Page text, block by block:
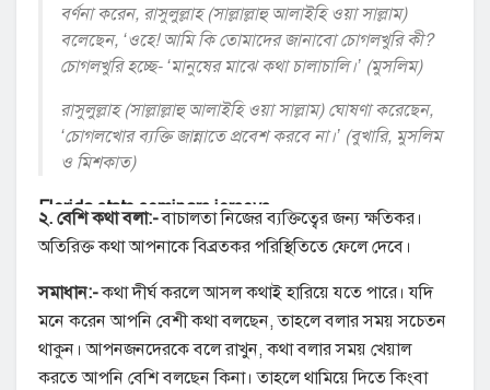
বর্ণনা করেন, রাসুলুল্লাহ (সাল্লাল্লাহু আলাইহি ওয়া সাল্লাম)
বলেছেন, ‘ওহে! আমি কি তোমাদের জানাবো চোগলখুরি কী?
চোগলখুরি হচ্ছে- ‘মানুষের মাঝে কথা চালাচালি।’ (মুসলিম)
রাসুলুল্লাহ (সাল্লাল্লাহু আলাইহি ওয়া সাল্লাম) ঘোষণা করেছেন,
‘চোগলখোর ব্যক্তি জান্নাতে প্রবেশ করবে না।’ (বুখারি, মুসলিম
ও মিশকাত)
Florida state seminars jerseys
banchero orlando jersey
assurancegas
maillardstylecenter
outlet bologna
outlet bologna
২. বেশি কথা বলা:-বাচালতা নিজের ব্যক্তিত্বের জন্য ক্ষতিকর।
অতিরিক্ত কথা আপনাকে বিব্রতকর পরিস্থিতিতে ফেলে দেবে।
সমাধান:-কথা দীর্ঘ করলে আসল কথাই হারিয়ে যতে পারে। যদি
মনে করেন আপনি বেশী কথা বলছেন, তাহলে বলার সময় সচেতন
থাকুন। আপনজনদেরকে বলে রাখুন, কথা বলার সময় খেয়াল
করতে আপনি বেশি বলছেন কিনা। তাহলে থামিয়ে দিতে কিংবা